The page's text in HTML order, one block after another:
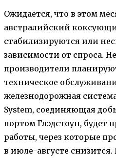
Ожидается, что в этом
австралийский
стабилизируются или
зависимости от спроса.
производители
техническое
железнодорожная
System, соединяющая
портом Глэдстоун, будет
работы, через которые
в июле-августе снизится.